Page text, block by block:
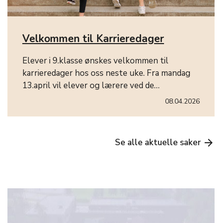
Velkommen til Karrieredager
Elever i 9.klasse ønskes velkommen til
karrieredager hos oss neste uke. Fra mandag
13.april vil elever og lærere ved de…
08.04.2026
Se alle aktuelle saker arrow_forward